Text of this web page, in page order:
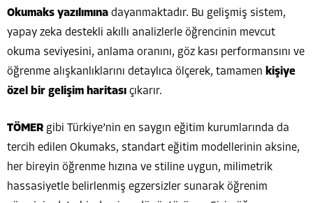
Okumaks yazılımına dayanmaktadır. Bu gelişmiş sistem,
yapay zeka destekli akıllı analizlerle öğrencinin mevcut
okuma seviyesini, anlama oranını, göz kası performansını ve
öğrenme alışkanlıklarını detaylıca ölçerek, tamamen kişiye
özel bir gelişim haritası çıkarır.
TÖMER gibi Türkiye’nin en saygın eğitim kurumlarında da
tercih edilen Okumaks, standart eğitim modellerinin aksine,
her bireyin öğrenme hızına ve stiline uygun, milimetrik
hassasiyetle belirlenmiş egzersizler sunarak öğrenim